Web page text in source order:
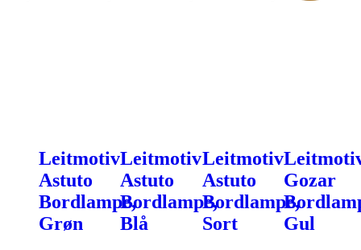
Leitmotiv
Astuto
Bordlampe,
Grøn
Leitmotiv
Astuto
Bordlampe,
Blå
Leitmotiv
Astuto
Bordlampe,
Sort
Gozar
Gul